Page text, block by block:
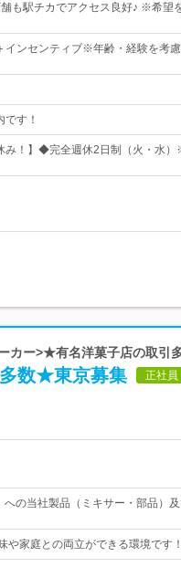
も駅チカでアクセス良好♪ ※希望
ンセンティブ※年齢・経験を考慮
す！
み！】◆完全週休2日制（火・水
カー>★有名洋菓子店の取引
数★東京募集 正社員
の当社製品（ミキサー・部品）
家庭との両立ができる環境です！